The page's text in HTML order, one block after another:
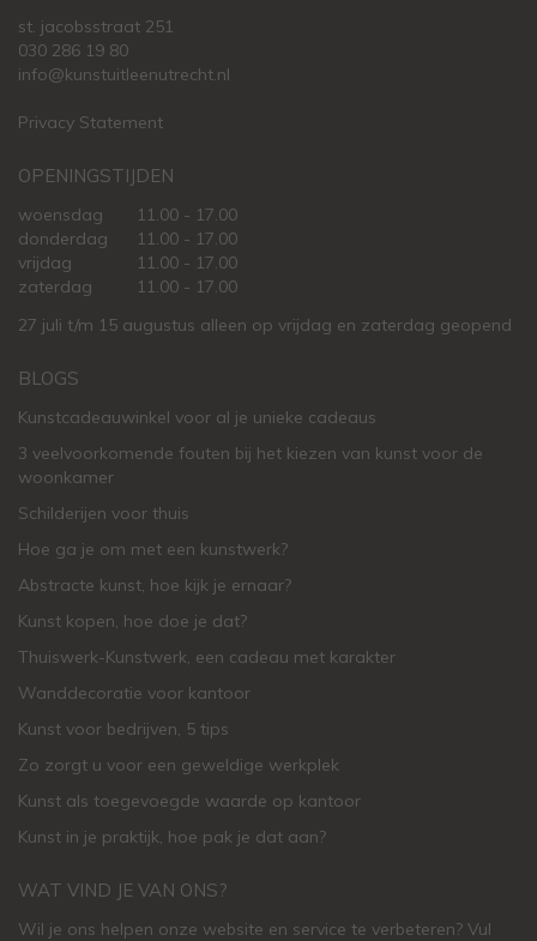
st. jacobsstraat 251
030 286 19 80
info@kunstuitleenutrecht.nl
Privacy Statement
OPENINGSTIJDEN
woensdag
11.00 - 17.00
donderdag
11.00 - 17.00
vrijdag
11.00 - 17.00
zaterdag
11.00 - 17.00
27 juli t/m 15 augustus alleen op vrijdag en zaterdag geopend
BLOGS
Kunstcadeauwinkel voor al je unieke cadeaus
3 veelvoorkomende fouten bij het kiezen van kunst voor de
woonkamer
Schilderijen voor thuis
Hoe ga je om met een kunstwerk?
Abstracte kunst, hoe kijk je ernaar?
Kunst kopen, hoe doe je dat?
Thuiswerk-Kunstwerk, een cadeau met karakter
Wanddecoratie voor kantoor
Kunst voor bedrijven, 5 tips
Zo zorgt u voor een geweldige werkplek
Kunst als toegevoegde waarde op kantoor
Kunst in je praktijk, hoe pak je dat aan?
WAT VIND JE VAN ONS?
Wil je ons helpen onze website en service te verbeteren? Vul